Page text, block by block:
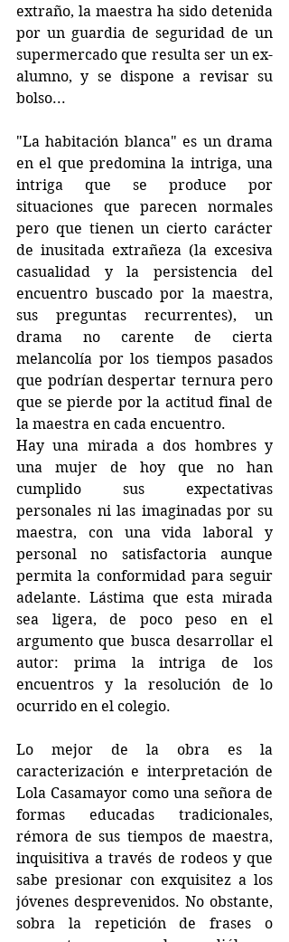
extraño, la maestra ha sido detenida
por un guardia de seguridad de un
supermercado que resulta ser un ex-
alumno, y se dispone a revisar su
bolso...
"La habitación blanca" es un drama
en el que predomina la intriga, una
intriga que se produce por
situaciones que parecen normales
pero que tienen un cierto carácter
de inusitada extrañeza (la excesiva
casualidad y la persistencia del
encuentro buscado por la maestra,
sus preguntas recurrentes), un
drama no carente de cierta
melancolía por los tiempos pasados
que podrían despertar ternura pero
que se pierde por la actitud final de
la maestra en cada encuentro.
Hay una mirada a dos hombres y
una mujer de hoy que no han
cumplido sus expectativas
personales ni las imaginadas por su
maestra, con una vida laboral y
personal no satisfactoria aunque
permita la conformidad para seguir
adelante. Lástima que esta mirada
sea ligera, de poco peso en el
argumento que busca desarrollar el
autor: prima la intriga de los
encuentros y la resolución de lo
ocurrido en el colegio.
Lo mejor de la obra es la
caracterización e interpretación de
Lola Casamayor como una señora de
formas educadas tradicionales,
rémora de sus tiempos de maestra,
inquisitiva a través de rodeos y que
sabe presionar con exquisitez a los
jóvenes desprevenidos. No obstante,
sobra la repetición de frases o